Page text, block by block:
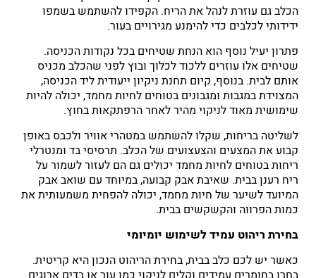
הכלב גם עוזרת לנהל את הריח. הקפידו להשתמש בשמפו
ידידותי לכלבים כדי להימנע מגירויים בעור.
פתרון יעיל נוסף הוא הנחת שטיחים בכל נקודות הכניסה.
שטיחים אלו עוזרים ללכוד לכלוך ובוץ לפני שהכלב מכניס
אותם לבית. בנוסף, קיום תחנת ניקיון ייעודית ליד הכניסה,
המצוידת במגבות ומגבונים בטוחים לחיות מחמד, יכולה להיות
שימושית מאוד לניקוי מהיר לאחר הרפתקאות בחוץ.
לשליטה בריחות, שקלו להשתמש במטהרי אוויר ולכבס באופן
קבוע את המצעים והצעצועים של הכלב. תרסיסי בד ומנטרלי
ריחות בטוחים לחיות מחמד יכולים גם הם לעזור לשמור על
ריח רענן בבית. שאיבת אבק קבועה, במיוחד עם שואב אבק
המיועד לשיער של חיות מחמד, יכולה להפחית משמעותית את
כמות הפרווה והקשקשים בבית.
בחירת ריהוט עמיד לשימוש יומיומי
כאשר יש לכם כלב בבית, בחירת הריהוט הנכון היא קריטית.